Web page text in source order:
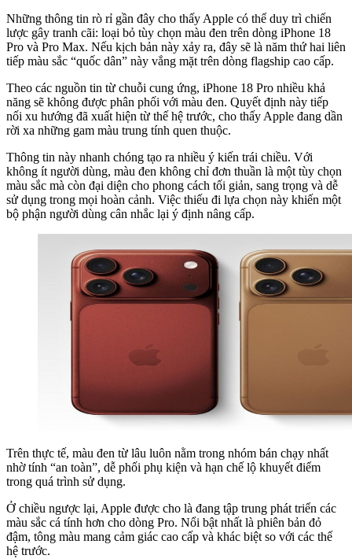
Những thông tin rò rỉ gần đây cho thấy Apple có thể duy trì chiến
lược gây tranh cãi: loại bỏ tùy chọn màu đen trên dòng iPhone 18
Pro và Pro Max. Nếu kịch bản này xảy ra, đây sẽ là năm thứ hai liên
tiếp màu sắc “quốc dân” này vắng mặt trên dòng flagship cao cấp.
Theo các nguồn tin từ chuỗi cung ứng, iPhone 18 Pro nhiều khả
năng sẽ không được phân phối với màu đen. Quyết định này tiếp
nối xu hướng đã xuất hiện từ thế hệ trước, cho thấy Apple đang dần
rời xa những gam màu trung tính quen thuộc.
Thông tin này nhanh chóng tạo ra nhiều ý kiến trái chiều. Với
không ít người dùng, màu đen không chỉ đơn thuần là một tùy chọn
màu sắc mà còn đại diện cho phong cách tối giản, sang trọng và dễ
sử dụng trong mọi hoàn cảnh. Việc thiếu đi lựa chọn này khiến một
bộ phận người dùng cân nhắc lại ý định nâng cấp.
Trên thực tế, màu đen từ lâu luôn nằm trong nhóm bán chạy nhất
nhờ tính “an toàn”, dễ phối phụ kiện và hạn chế lộ khuyết điểm
trong quá trình sử dụng.
Ở chiều ngược lại, Apple được cho là đang tập trung phát triển các
màu sắc cá tính hơn cho dòng Pro. Nổi bật nhất là phiên bản đỏ
đậm, tông màu mang cảm giác cao cấp và khác biệt so với các thế
hệ trước.